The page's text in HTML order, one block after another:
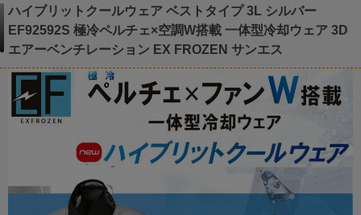
ハイブリットクールウェア ベストタイプ 3L シルバー
EF92592S 極冷ペルチェ×空調W搭載 一体型冷却ウェア 3D
エアーベンチレーション EX FROZEN サンエス